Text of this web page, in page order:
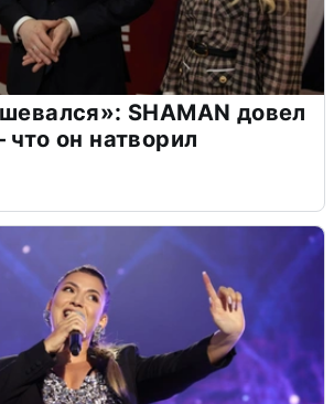
SHAMAN довел
он натворил